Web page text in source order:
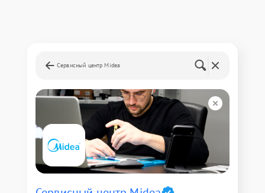
Сервисный центр Midea